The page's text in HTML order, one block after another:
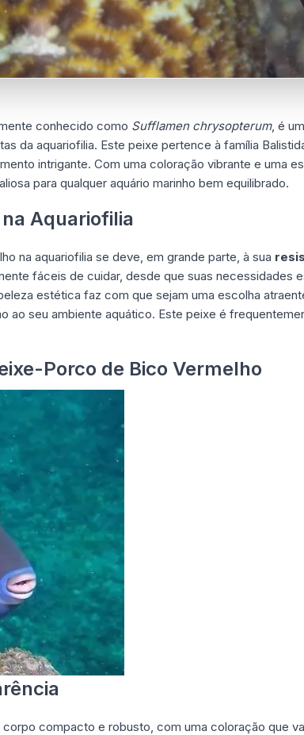
conhecido como Sufflamen chrysopterum, é
da aquariofilia. Este peixe pertence à família
intrigante. Com uma coloração vibrante e uma
para qualquer aquário marinho bem equilibrado.
Aquariofilia
na aquariofilia se deve, em grande parte, à sua
fáceis de cuidar, desde que suas necessidades
estética faz com que sejam uma escolha
ao seu ambiente aquático. Este peixe é
Porco de Bico Vermelho
corpo compacto e robusto, com uma coloração que